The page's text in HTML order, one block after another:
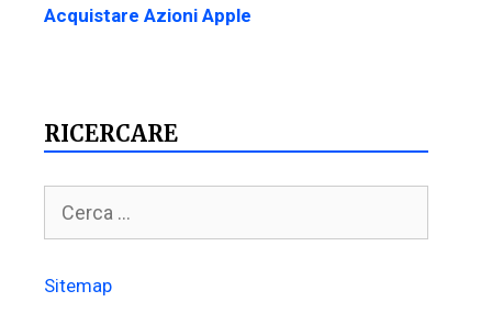
Acquistare Azioni Apple
RICERCARE
Sitemap